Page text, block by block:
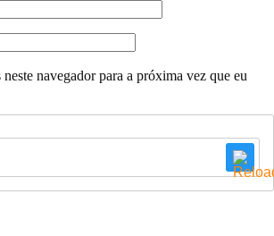
neste navegador para a próxima vez que eu